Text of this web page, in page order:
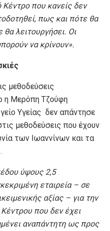
Κέντρο που κανείς δεν
πως και πότε θα
λειτουργήσει. Οι
να κρίνουν».
μεθοδεύσεις
η Μερόπη Τζούφη
Υγείας δεν απάντησε
μεθοδεύσεις που έχουν
των Ιωαννίνων και τα
ύψους 2,5
εταιρεία – σε
αξίας – για την
που δεν έχει
αναπάντητη ως προς